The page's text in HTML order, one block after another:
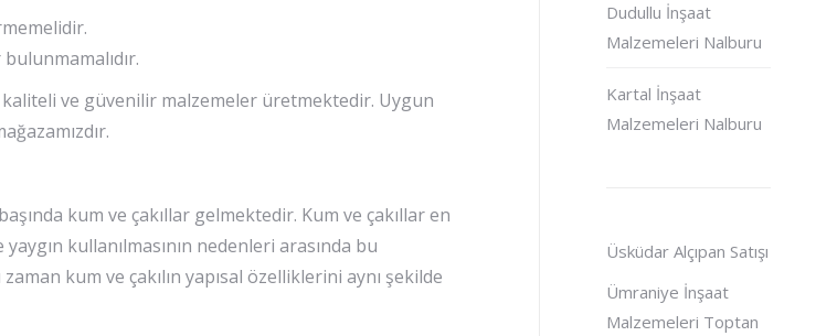
ve güvenilir malzemeler üretmektedir. Uygun
kum ve çakıllar gelmektedir. Kum ve çakıllar en
kullanılmasının nedenleri arasında bu
kum ve çakılın yapısal özelliklerini aynı şekilde
Dudullu İnşaat
Malzemeleri Nalburu
Kartal İnşaat
Malzemeleri Nalburu
Üsküdar Alçıpan Satışı
Ümraniye İnşaat
Malzemeleri Toptan